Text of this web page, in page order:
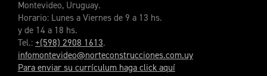
Montevideo, Uruguay.
Horario: Lunes a Viernes de 9 a 13 hs.
y de 14 a 18 hs.
Tel.: +(598) 2908 1613.
infomontevideo@norteconstrucciones.com.uy
Para enviar su currículum haga click aquí